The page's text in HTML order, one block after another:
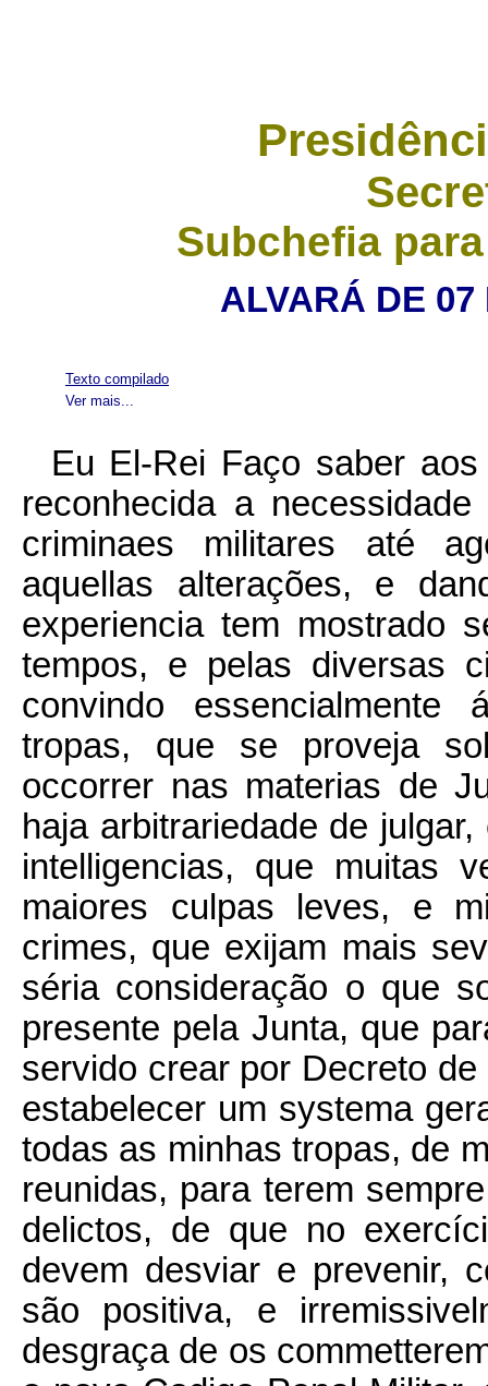
Subchefia
ALVARÁ DE 07
Ver mais...
Texto compilado
Eu El-Rei Faço saber
reconhecida a
criminaes militares até
aquellas alterações, e
experiencia tem mostrado
tempos, e pelas diversas
convindo
tropas, que se proveja
occorrer nas materias de
haja arbitrariedade de
intelligencias, que muitas
maiores culpas leves, e
crimes, que exijam mais
séria consideração o que
presente pela Junta, que
servido crear por Decreto
estabelecer um systema
todas as minhas tropas, de
reunidas, para terem
delictos, de que no
devem desviar e prevenir,
são positiva, e
desgraça de os